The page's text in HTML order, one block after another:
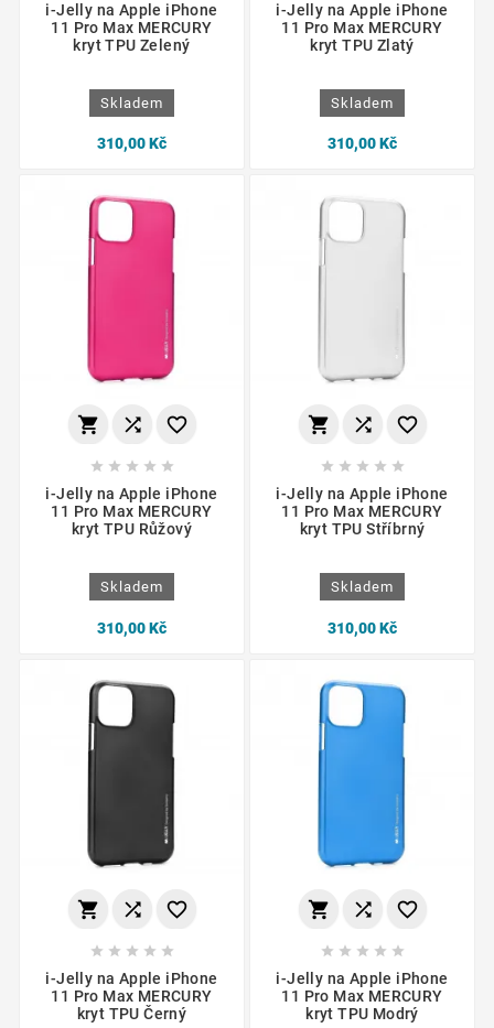
i-Jelly na Apple iPhone
11 Pro Max MERCURY
kryt TPU Zelený
Skladem
310,00 Kč
i-Jelly na Apple iPhone
11 Pro Max MERCURY
kryt TPU Zlatý
Skladem
310,00 Kč
  
    
i-Jelly na Apple iPhone
11 Pro Max MERCURY
kryt TPU Růžový
Skladem
310,00 Kč
  
    
i-Jelly na Apple iPhone
11 Pro Max MERCURY
kryt TPU Stříbrný
Skladem
310,00 Kč
  
    
i-Jelly na Apple iPhone
11 Pro Max MERCURY
kryt TPU Černý
  
    
i-Jelly na Apple iPhone
11 Pro Max MERCURY
kryt TPU Modrý